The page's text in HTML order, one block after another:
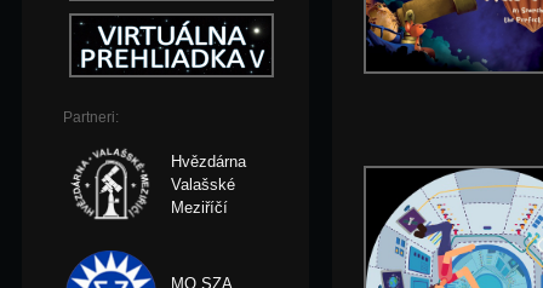
Partneri:
Hvězdárna
Valašské
Meziříčí
MO SZA